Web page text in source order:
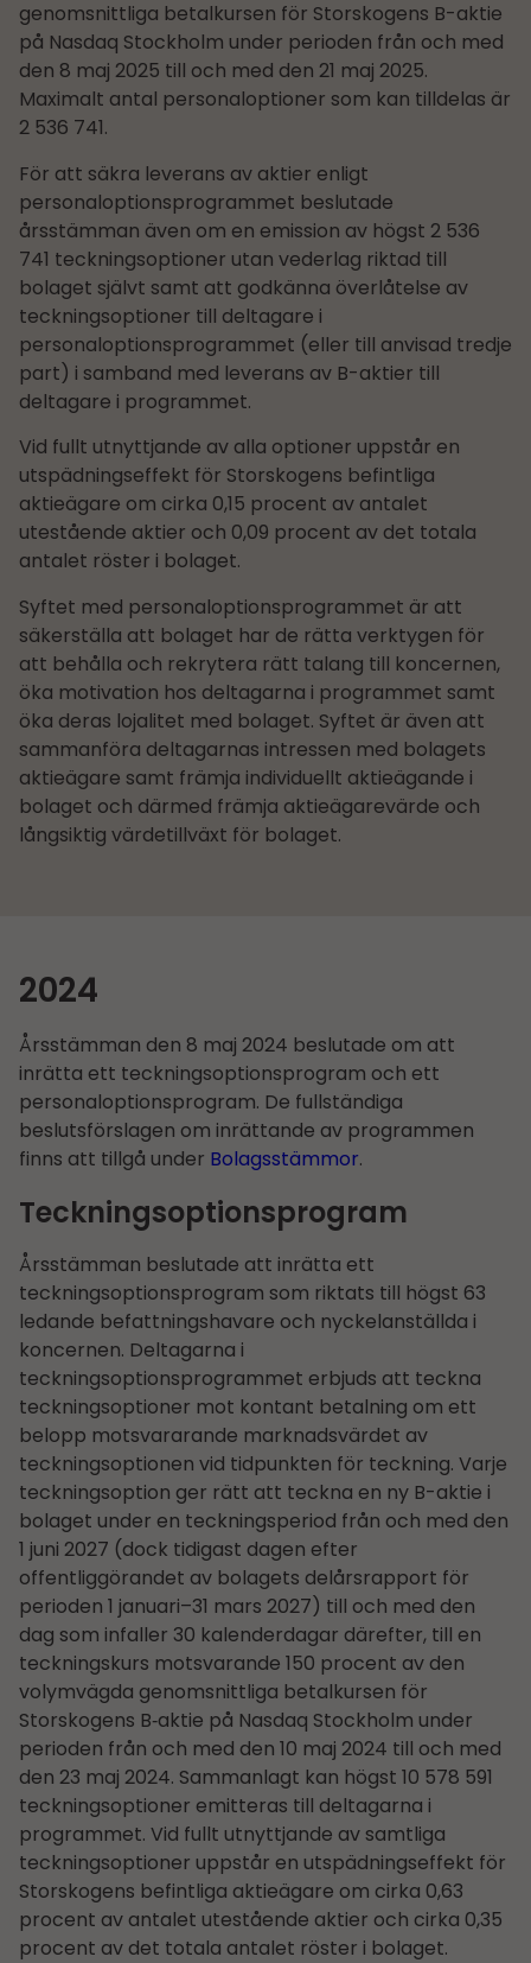
genomsnittliga betalkursen för Storskogens B-aktie
på Nasdaq Stockholm under perioden från och med
den 8 maj 2025 till och med den 21 maj 2025.
Maximalt antal personaloptioner som kan tilldelas är
2 536 741.
För att säkra leverans av aktier enligt
personaloptionsprogrammet beslutade
årsstämman även om en emission av högst 2 536
741 teckningsoptioner utan vederlag riktad till
bolaget självt samt att godkänna överlåtelse av
teckningsoptioner till deltagare i
personaloptionsprogrammet (eller till anvisad tredje
part) i samband med leverans av B-aktier till
deltagare i programmet.
Vid fullt utnyttjande av alla optioner uppstår en
utspädningseffekt för Storskogens befintliga
aktieägare om cirka 0,15 procent av antalet
utestående aktier och 0,09 procent av det totala
antalet röster i bolaget.
Syftet med personaloptionsprogrammet är att
säkerställa att bolaget har de rätta verktygen för
att behålla och rekrytera rätt talang till koncernen,
öka motivation hos deltagarna i programmet samt
öka deras lojalitet med bolaget. Syftet är även att
sammanföra deltagarnas intressen med bolagets
aktieägare samt främja individuellt aktieägande i
bolaget och därmed främja aktieägarevärde och
långsiktig värdetillväxt för bolaget.
2024
Årsstämman den 8 maj 2024 beslutade om att
inrätta ett teckningsoptionsprogram och ett
personaloptionsprogram. De fullständiga
beslutsförslagen om inrättande av programmen
finns att tillgå under Bolagsstämmor.
Teckningsoptionsprogram
Årsstämman beslutade att inrätta ett
teckningsoptionsprogram som riktats till högst 63
ledande befattningshavare och nyckelanställda i
koncernen. Deltagarna i
teckningsoptionsprogrammet erbjuds att teckna
teckningsoptioner mot kontant betalning om ett
belopp motsvararande marknadsvärdet av
teckningsoptionen vid tidpunkten för teckning. Varje
teckningsoption ger rätt att teckna en ny B-aktie i
bolaget under en teckningsperiod från och med den
1 juni 2027 (dock tidigast dagen efter
offentliggörandet av bolagets delårs­rapport för
perioden 1 januari–31 mars 2027) till och med den
dag som infaller 30 kalenderdagar därefter, till en
teckningskurs motsvarande 150 procent av den
volymvägda genomsnittliga betalkursen för
Storskogens B‑aktie på Nasdaq Stockholm under
perioden från och med den 10 maj 2024 till och med
den 23 maj 2024. Sammanlagt kan högst 10 578 591
teckningsoptioner emitteras till deltagarna i
programmet. Vid fullt utnyttjande av samtliga
teckningsoptioner uppstår en utspädningseffekt för
Storskogens befintliga aktieägare om cirka 0,63
procent av antalet utestående aktier och cirka 0,35
procent av det totala antalet röster i bolaget.